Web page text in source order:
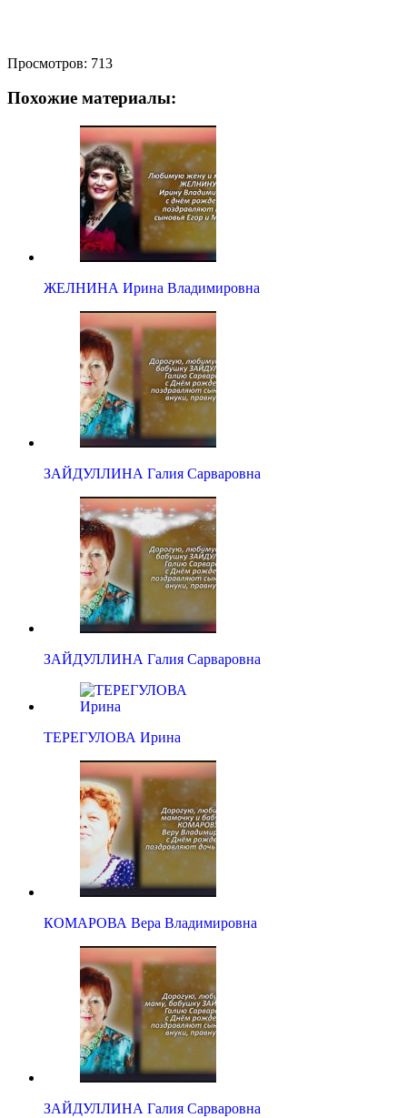
Просмотров: 713
Похожие материалы:
ЖЕЛНИНА Ирина Владимировна
ЗАЙДУЛЛИНА Галия Сарваровна
ЗАЙДУЛЛИНА Галия Сарваровна
ТЕРЕГУЛОВА Ирина
КОМАРОВА Вера Владимировна
ЗАЙДУЛЛИНА Галия Сарваровна